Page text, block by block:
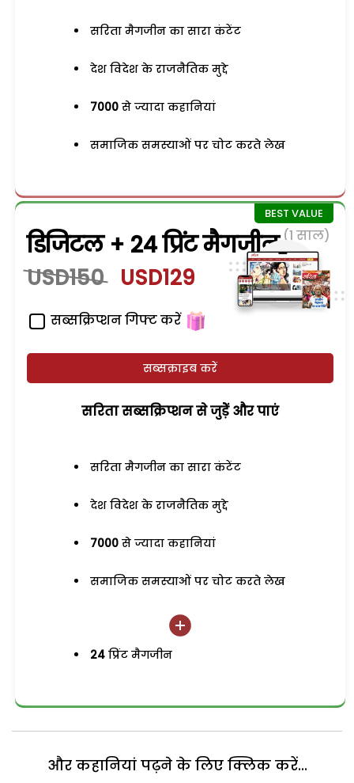
सरिता मैगजीन का सारा कंटेंट
देश विदेश के राजनैतिक मुद्दे
7000 से ज्यादा कहानियां
समाजिक समस्याओं पर चोट करते लेख
डिजिटल + 24 प्रिंट मैगजीन (1 साल)
USD150 USD129
सब्सक्रिप्शन गिफ्ट करें
सब्सक्राइब करें
सरिता सब्सक्रिप्शन से जुड़ेें और पाएं
सरिता मैगजीन का सारा कंटेंट
देश विदेश के राजनैतिक मुद्दे
7000 से ज्यादा कहानियां
समाजिक समस्याओं पर चोट करते लेख
24 प्रिंट मैगजीन
और कहानियां पढ़ने के लिए क्लिक करें...